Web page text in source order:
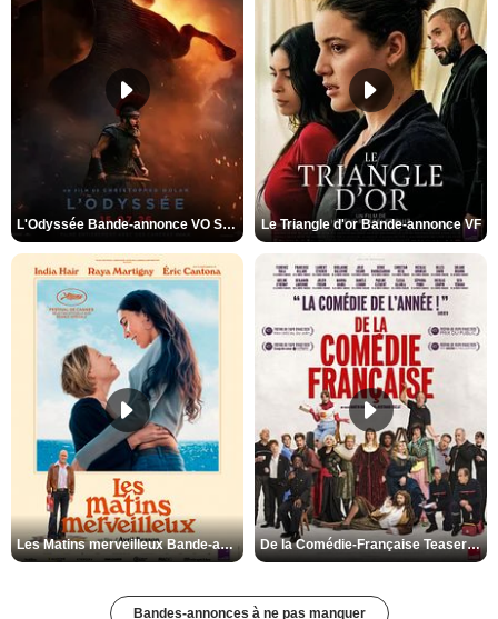
L'Odyssée Bande-annonce VO STFR Le Triangle d'or Bande-annonce VF
Les Matins merveilleux Bande-annonce VF De la Comédie-Française Teaser VF
Bandes-annonces à ne pas manquer